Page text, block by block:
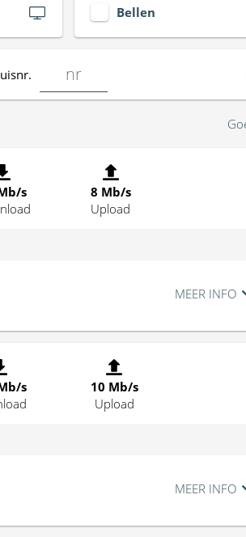
Bellen
s
8 Mb/s
Upload
MEER INFO
s
10 Mb/s
Upload
MEER INFO